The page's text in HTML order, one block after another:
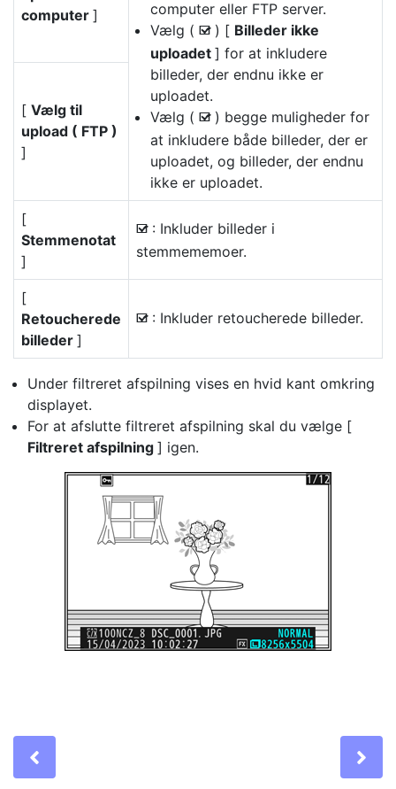
computer ]
computer eller FTP server.
Vælg ( M ) [ Billeder ikke
uploadet ] for at inkludere
billeder, der endnu ikke er
uploadet.
Vælg ( M ) begge muligheder for
at inkludere både billeder, der er
uploadet, og billeder, der endnu
ikke er uploadet.
[ Vælg til
upload ( FTP )
]
[
Stemmenotat
]
M : Inkluder billeder i
stemmememoer.
[
Retoucherede
billeder ]
M : Inkluder retoucherede billeder.
Under filtreret afspilning vises en hvid kant omkring
displayet.
For at afslutte filtreret afspilning skal du vælge [
Filtreret afspilning ] igen.